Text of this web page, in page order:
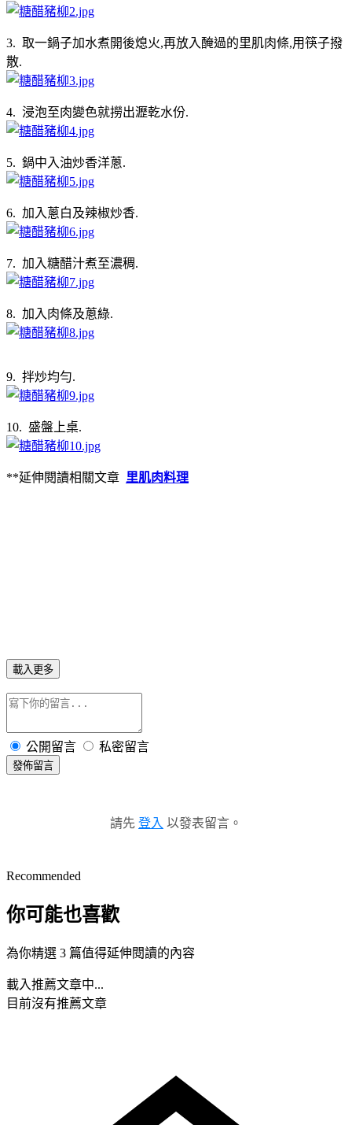
3. 取一鍋子加水煮開後熄火,再放入醃過的里肌肉條,用筷子撥
散.
4. 浸泡至肉變色就撈出瀝乾水份.
5. 鍋中入油炒香洋蔥.
6. 加入蔥白及辣椒炒香.
7. 加入糖醋汁煮至濃稠.
8. 加入肉條及蔥綠.
9. 拌炒均勻.
10. 盛盤上桌.
**延伸閱讀相關文章 里肌肉料理
載入更多
公開留言 私密留言
發佈留言
請先 登入 以發表留言。
Recommended
你可能也喜歡
為你精選 3 篇值得延伸閱讀的內容
載入推薦文章中...
目前沒有推薦文章